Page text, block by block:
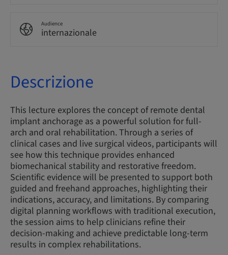
Audience
internazionale
Descrizione
This lecture explores the concept of remote dental
implant anchorage as a powerful solution for full-
arch and oral rehabilitation. Through a series of
clinical cases and live surgical videos, participants will
see how this technique provides enhanced
biomechanical stability and restorative freedom.
Scientific evidence will be presented to support both
guided and freehand approaches, highlighting their
indications, accuracy, and limitations. By comparing
digital planning workflows with traditional execution,
the session aims to help clinicians refine their
decision-making and achieve predictable long-term
results in complex rehabilitations.